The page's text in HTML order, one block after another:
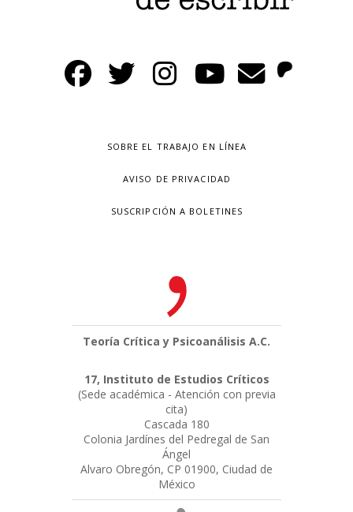
SOBRE EL TRABAJO EN LÍNEA
AVISO DE PRIVACIDAD
SUSCRIPCIÓN A BOLETINES
Teoría Crítica y Psicoanálisis A.C.
17, Instituto de Estudios Críticos
(Sede académica - Atención con previa
cita)
Cascada 180
Colonia Jardínes del Pedregal de San
Ángel
Alvaro Obregón, CP 01900, Ciudad de
México